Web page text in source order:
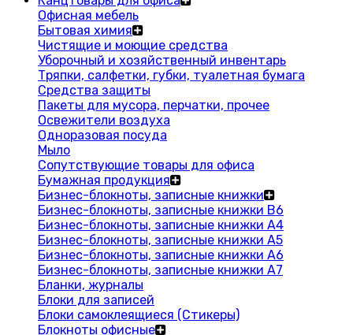
Офисная мебель
Бытовая химия
Чистящие и моющие средства
Уборочный и хозяйственный инвентарь
Тряпки, салфетки, губки, туалетная бумага
Средства защиты
Пакеты для мусора, перчатки, прочее
Освежители воздуха
Одноразовая посуда
Мыло
Сопутствующие товары для офиса
Бумажная продукция
Бизнес-блокноты, записные книжки
Бизнес-блокноты, записные книжки В6
Бизнес-блокноты, записные книжки A4
Бизнес-блокноты, записные книжки А5
Бизнес-блокноты, записные книжки А6
Бизнес-блокноты, записные книжки А7
Бланки, журналы
Блоки для записей
Блоки самоклеящиеся (Стикеры)
Блокноты офисные